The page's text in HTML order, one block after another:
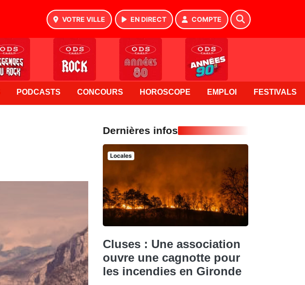
VOTRE VILLE EN DIRECT COMPTE
PODCASTS CONCOURS HOROSCOPE EMPLOI FESTIVALS
Dernières infos
Locales
Cluses : Une association
ouvre une cagnotte pour
les incendies en Gironde